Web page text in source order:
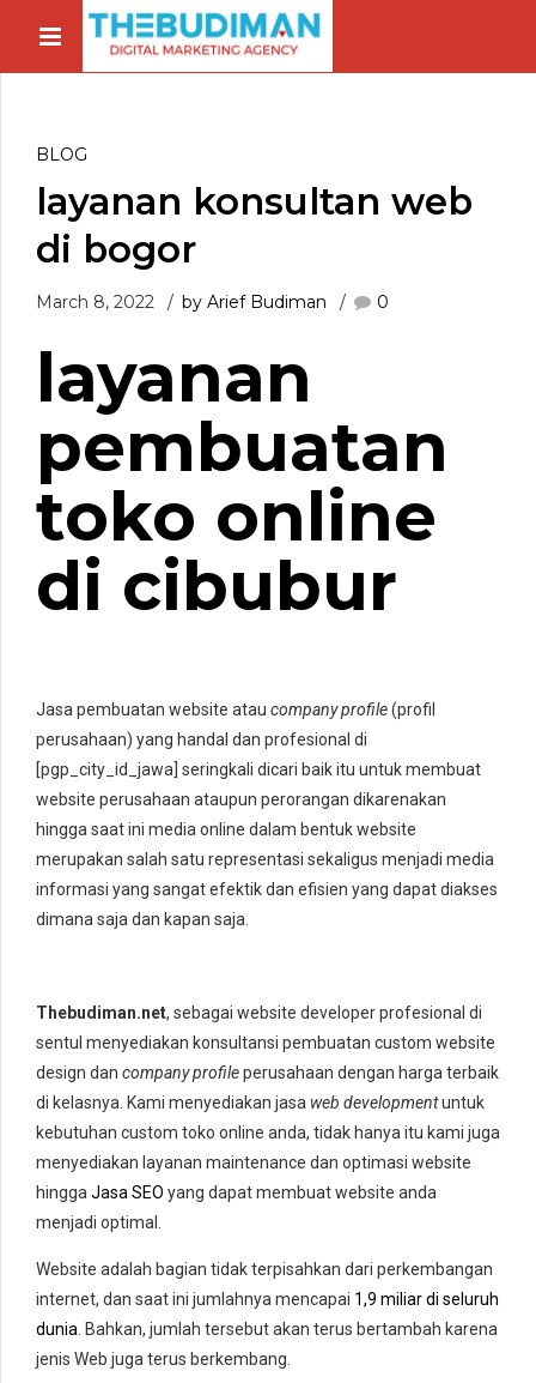
BLOG
layanan konsultan web
di bogor
March 8, 2022 by Arief Budiman 0
layanan
pembuatan
toko online
di cibubur
Jasa pembuatan website atau company profile(profil
perusahaan) yang handal dan profesional di
[pgp_city_id_jawa] seringkali dicari baik itu untuk membuat
website perusahaan ataupun perorangan dikarenakan
hingga saat ini media online dalam bentuk website
merupakan salah satu representasi sekaligus menjadi media
informasi yang sangat efektik dan efisien yang dapat diakses
dimana saja dan kapan saja.
Thebudiman.net, sebagai website developer profesional di
sentul menyediakan konsultansi pembuatan custom website
design dan company profileperusahaan dengan harga terbaik
di kelasnya. Kami menyediakan jasa web developmentuntuk
kebutuhan custom toko online anda, tidak hanya itu kami juga
menyediakan layanan maintenance dan optimasi website
hingga Jasa SEO yang dapat membuat website anda
menjadi optimal.
Website adalah bagian tidak terpisahkan dari perkembangan
internet, dan saat ini jumlahnya mencapai 1,9 miliar di seluruh
dunia . Bahkan, jumlah tersebut akan terus bertambah karena
jenis Web juga terus berkembang.